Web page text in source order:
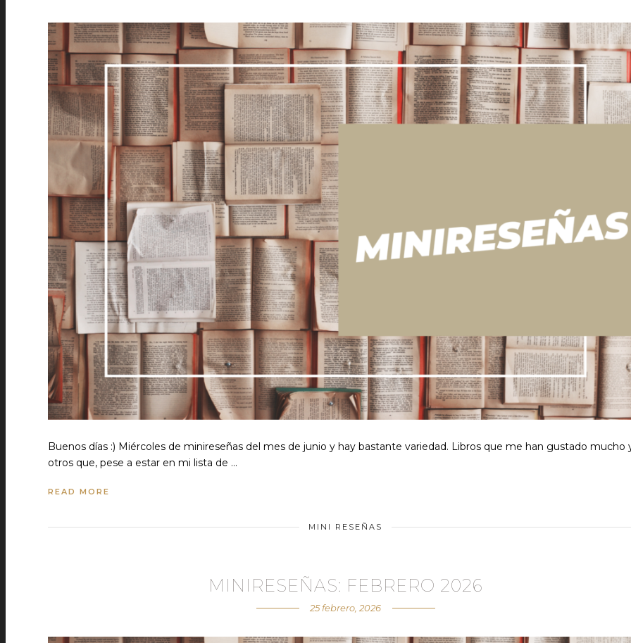
Buenos días :) Miércoles de minireseñas del mes de junio y hay bastante variedad. Libros que me han gustado mucho
otros que, pese a estar en mi lista de …
READ MORE
MINI RESEÑAS
MINIRESEÑAS: FEBRERO 2026
25 febrero, 2026